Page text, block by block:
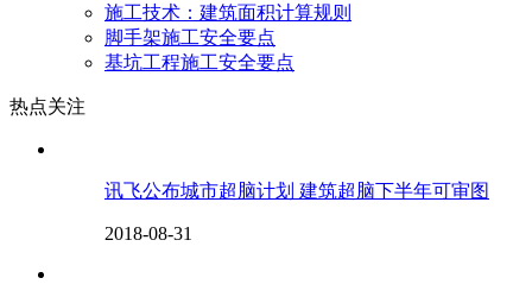
施工技术：建筑面积计算规则
脚手架施工安全要点
基坑工程施工安全要点
热点关注
讯飞公布城市超脑计划 建筑超脑下半年可审图
2018-08-31